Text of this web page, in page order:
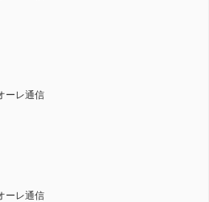
ーレ通信
ーレ通信